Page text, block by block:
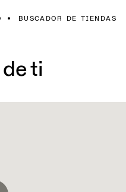
BUSCADOR DE TIENDAS
ti